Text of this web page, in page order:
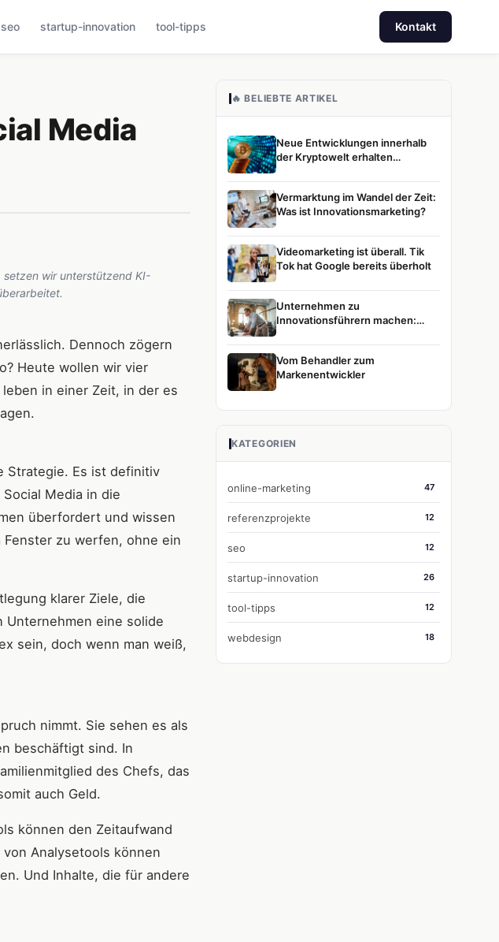
seo startup-innovation tool-tipps Kontakt
Media
setzen wir unterstützend KI-
Dennoch zögern
Heute wollen wir vier
in einer Zeit, in der es
Strategie. Es ist definitiv
Media in die
überfordert und wissen
zu werfen, ohne ein
klarer Ziele, die
Unternehmen eine solide
sein, doch wenn man weiß,
nimmt. Sie sehen es als
beschäftigt sind. In
des Chefs, das
auch Geld.
können den Zeitaufwand
Analysetools können
Und Inhalte, die für andere
🔥 BELIEBTE ARTIKEL
Neue Entwicklungen innerhalb
der Kryptowelt erhalten
Vermarktung im Wandel der Zeit:
Was ist Innovationsmarketing?
Videomarketing ist überall. Tik
Tok hat Google bereits überholt
Unternehmen zu
Innovationsführern machen:
Vom Behandler zum
Markenentwickler
KATEGORIEN
online-marketing 47
referenzprojekte 12
seo 12
startup-innovation 26
tool-tipps 12
webdesign 18